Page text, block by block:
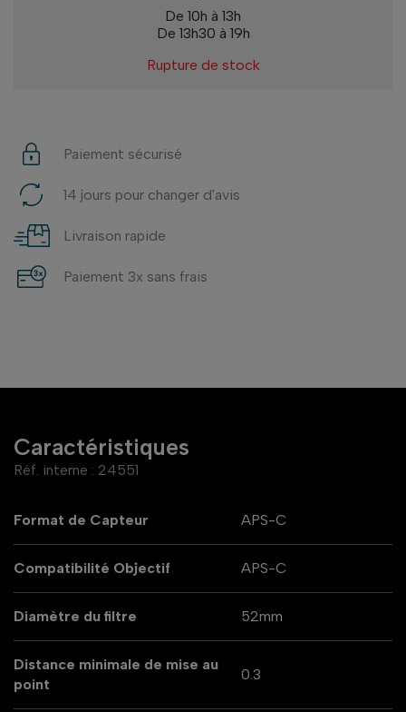
De 10h à 13h
De 13h30 à 19h
Rupture de stock
Paiement sécurisé
14 jours pour changer d'avis
Livraison rapide
Paiement 3x sans frais
Caractéristiques
Réf. interne : 24551
Format de Capteur APS-C
Compatibilité Objectif APS-C
Diamètre du filtre 52mm
Distance minimale de mise au
point
0.3